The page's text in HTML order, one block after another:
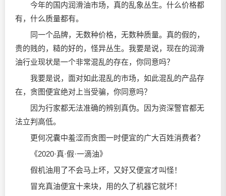
今年的国内润滑油市场，真的乱象丛生。什么价格都
有，什么质量都有。
同一个品牌，无数种价格，无数种质量。真的假的，
贵的贱的，糙的好的，怪异丛生。我要是说，现在的润滑
油行业现状是一个非常混乱的存在，你同意吗？
我要是说，面对如此混乱的市场，如此混乱的产品存
在，贪图便宜绝对上当受骗，你同意吗？
因为行家都无法准确的辨别真伪。因为资深警官都无
法立判高低。
更何况囊中羞涩而贪图一时便宜的广大百姓消费者？
《2020·真·假·一滴油》
假机油用了不会马上坏，又好又便宜才叫怪！
冒充真油便宜十来块，用的久了机器它就坏！